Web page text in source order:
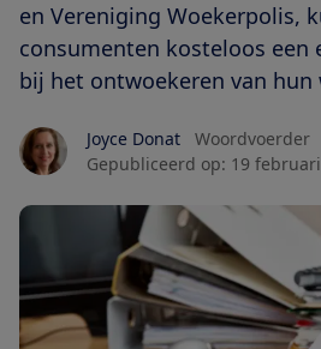
en Vereniging Woekerpolis,
consumenten kosteloos een
bij het ontwoekeren van hun
Joyce Donat
Woordvoerder
Gepubliceerd op: 19